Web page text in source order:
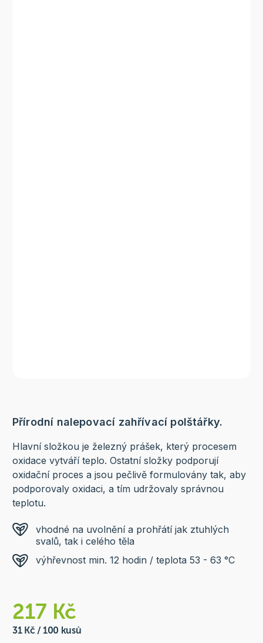
Přírodní nalepovací zahřívací polštářky.
Hlavní složkou je železný prášek, který procesem
oxidace vytváří teplo. Ostatní složky podporují
oxidační proces a jsou pečlivě formulovány tak, aby
podporovaly oxidaci, a tím udržovaly správnou
teplotu.
vhodné na uvolnění a prohřátí jak ztuhlých
svalů, tak i celého těla
výhřevnost min. 12 hodin / teplota 53 - 63 °C
217 Kč
31 Kč / 100 kusů